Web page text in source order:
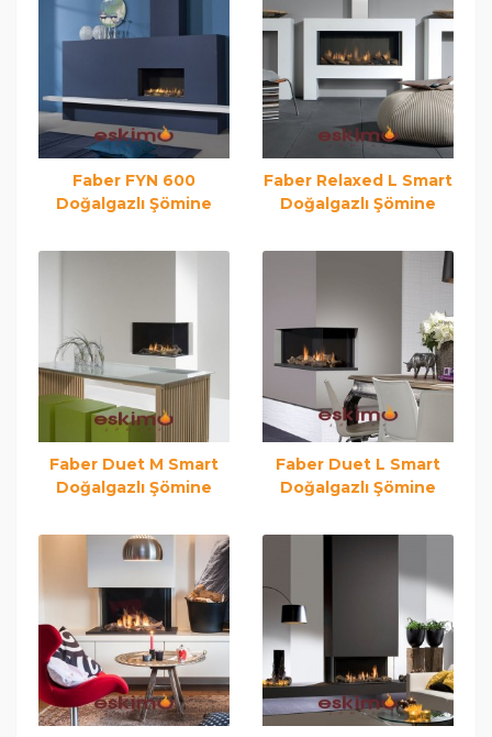
Faber FYN 600
Doğalgazlı Şömine
Faber Relaxed L Smart
Doğalgazlı Şömine
Faber Duet M Smart
Doğalgazlı Şömine
Faber Duet L Smart
Doğalgazlı Şömine